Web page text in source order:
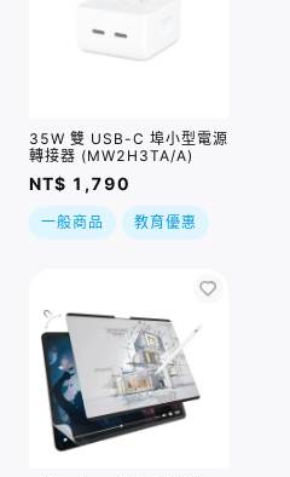
35W 雙 USB-C 埠小型電源
轉接器 (MW2H3TA/A)
NT$ 1,790
一般商品 教育優惠